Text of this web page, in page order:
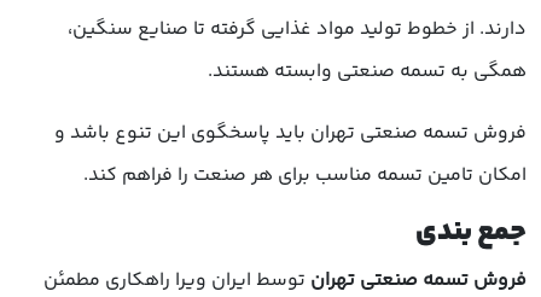
دارند. از خطوط تولید مواد غذایی گرفته تا صنایع سنگین،
همگی به تسمه صنعتی وابسته هستند.
فروش تسمه صنعتی تهران باید پاسخگوی این تنوع باشد و
امکان تامین تسمه مناسب برای هر صنعت را فراهم کند.
جمع بندی
فروش تسمه صنعتی تهران توسط ایران ویرا راهکاری مطمئن